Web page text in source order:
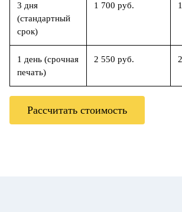
3 дня
(стандартный
срок)
1 700 руб.
1 день (срочная
печать)
2 550 руб.
Рассчитать стоимость